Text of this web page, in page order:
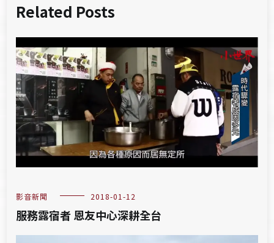
Related Posts
影音新聞 2018-01-12
服務露宿者 恩友中心深耕全台